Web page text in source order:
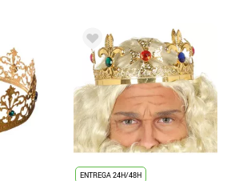
ENTREGA 24H/48H